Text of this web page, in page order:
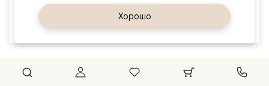
Правовая информация
Хорошо